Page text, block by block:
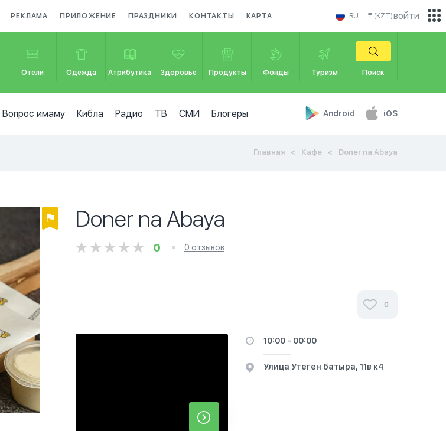
РЕКЛАМА ПРИЛОЖЕНИЕ ПРАЗДНИКИ КОНТАКТЫ КАРТА RU ₸ (KZT)
Отели Одежда Атрибутика Здоровье Продукты Фонды Туризм Поиск
Вопрос имаму Кибла Радио ТВ СМИ Блогеры Android iOS
войти
Главная Кафе Doner na Abaya
Doner na Abaya
0 0 отзывов
0
10:00 - 00:00
​Улица Утеген батыра, 11в к4